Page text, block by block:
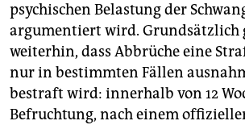
psychischen Belastung der
argumentiert wird. Grundsätzlich
weiterhin, dass Abbrüche eine
nur in bestimmten Fällen
bestraft wird: innerhalb von 12
Befruchtung, nach einem